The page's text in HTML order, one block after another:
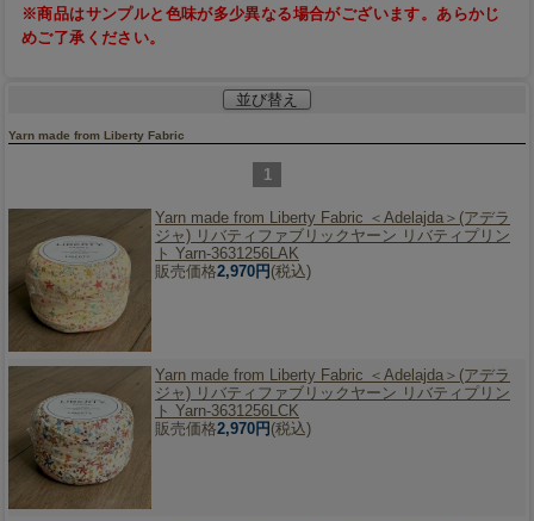
※商品はサンプルと色味が多少異なる場合がございます。あらかじ
めご了承ください。
並び替え
Yarn made from Liberty Fabric
1
Yarn made from Liberty Fabric ＜Adelajda＞(アデラ
ジャ) リバティファブリックヤーン リバティプリン
ト Yarn-3631256LAK
販売価格2,970円 (税込)
Yarn made from Liberty Fabric ＜Adelajda＞(アデラ
ジャ) リバティファブリックヤーン リバティプリン
ト Yarn-3631256LCK
販売価格2,970円 (税込)